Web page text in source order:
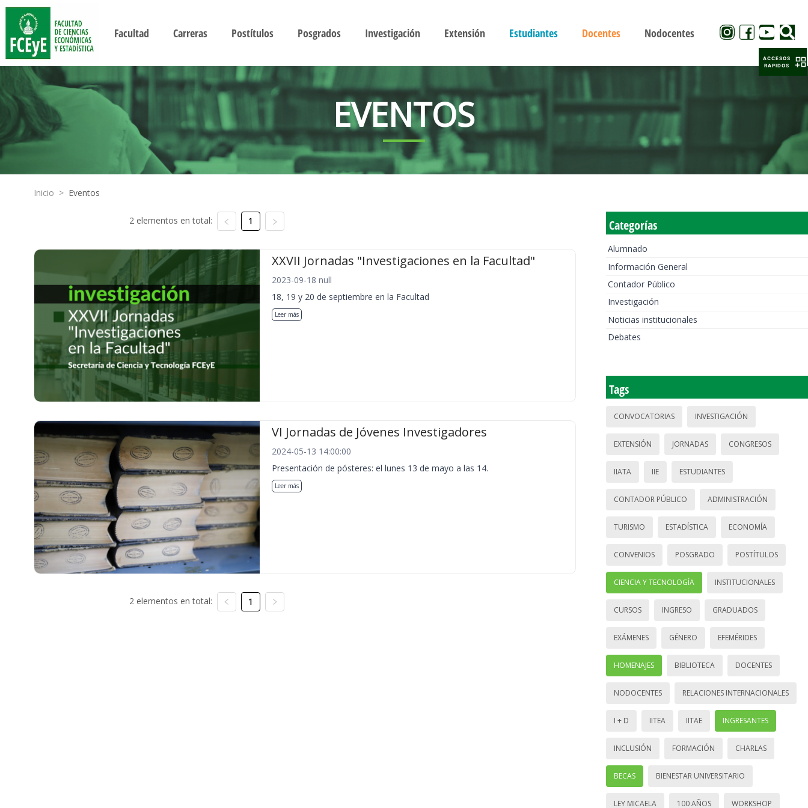
Facultad Carreras Postítulos Posgrados Investigación Extensión Estudiantes Docentes Nodocentes
EVENTOS
Inicio > Eventos
2 elementos en total: 1
XXVII Jornadas "Investigaciones en la Facultad"
2023-09-18 null
18, 19 y 20 de septiembre en la Facultad
Leer más
VI Jornadas de Jóvenes Investigadores
2024-05-13 14:00:00
Presentación de pósteres: el lunes 13 de mayo a las 14.
Leer más
2 elementos en total: 1
Categorías
Alumnado
Información General
Contador Público
Investigación
Noticias institucionales
Debates
Tags
CONVOCATORIAS INVESTIGACIÓN
EXTENSIÓN JORNADAS CONGRESOS
IIATA IIE ESTUDIANTES
CONTADOR PÚBLICO ADMINISTRACIÓN
TURISMO ESTADÍSTICA ECONOMÍA
CONVENIOS POSGRADO POSTÍTULOS
CIENCIA Y TECNOLOGÍA INSTITUCIONALES
CURSOS INGRESO GRADUADOS
EXÁMENES GÉNERO EFEMÉRIDES
HOMENAJES BIBLIOTECA DOCENTES
NODOCENTES RELACIONES INTERNACIONALES
I + D IITEA IITAE INGRESANTES
INCLUSIÓN FORMACIÓN CHARLAS
BECAS BIENESTAR UNIVERSITARIO
LEY MICAELA 100 AÑOS WORKSHOP
ACCESOS
RAPIDOS